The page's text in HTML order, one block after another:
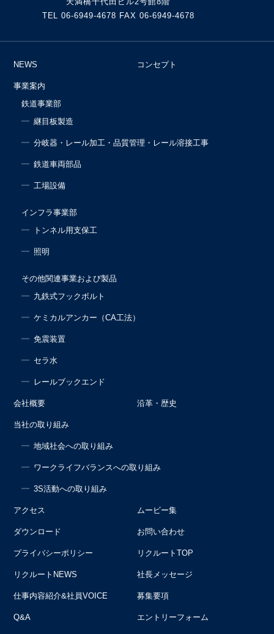
TEL 06-6949-4678 FAX 06-6949-4678
NEWS コンセプト
会社概要 沿革・歴史
アクセス ムービー集
ダウンロード お問い合わせ
事業案内
鉄道事業部
継目板製造
分岐器・レール加工・品質管理・レール溶接工事
鉄道車両部品
工場設備
インフラ事業部
トンネル用支保工
照明
その他関連事業および製品
九鉄式フックボルト
ケミカルアンカー（CA工法）
免震装置
セラ水
レールブックエンド
当社の取り組み
地域社会への取り組み
ワークライフバランスへの取り組み
3S活動への取り組み
プライバシーポリシー リクルートTOP
リクルートNEWS 社長メッセージ
仕事内容紹介&社員VOICE 募集要項
Q&A エントリーフォーム